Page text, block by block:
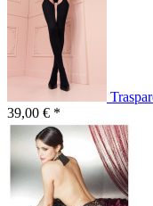
39,00 € *